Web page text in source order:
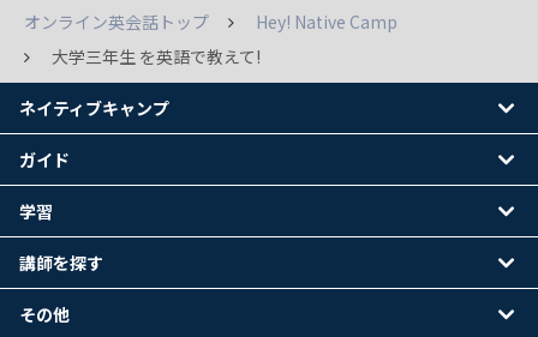
オンライン英会話トップ
Hey! Native Camp
大学三年生 を英語で教えて!
ネイティブキャンプ
ガイド
学習
講師を探す
その他